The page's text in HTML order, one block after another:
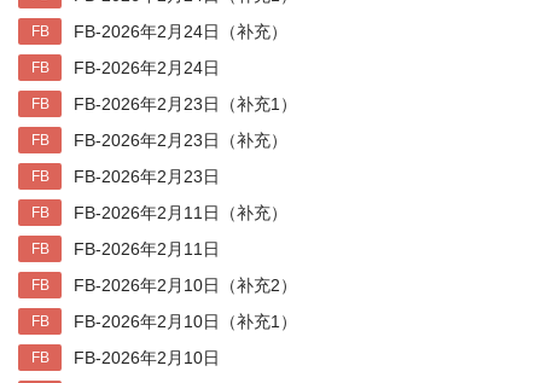
FB FB-2026年2月24日（补充）
FB FB-2026年2月24日
FB FB-2026年2月23日（补充1）
FB FB-2026年2月23日（补充）
FB FB-2026年2月23日
FB FB-2026年2月11日（补充）
FB FB-2026年2月11日
FB FB-2026年2月10日（补充2）
FB FB-2026年2月10日（补充1）
FB FB-2026年2月10日